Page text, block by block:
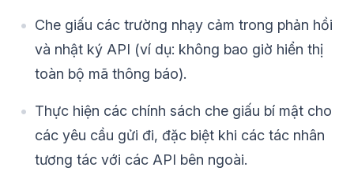
Che giấu các trường nhạy cảm trong phản hồi
và nhật ký API (ví dụ: không bao giờ hiển thị
toàn bộ mã thông báo).
Thực hiện các chính sách che giấu bí mật cho
các yêu cầu gửi đi, đặc biệt khi các tác nhân
tương tác với các API bên ngoài.